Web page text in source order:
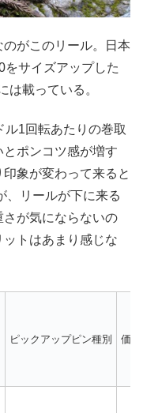
のがこのリール。日本
をサイズアップした
は載っている。
1回転あたりの巻取
ポンコツ感が増す
象が変わって来ると
、リールが下に来る
が気にならないの
トはあまり感じな
ピックアップピン種別 価